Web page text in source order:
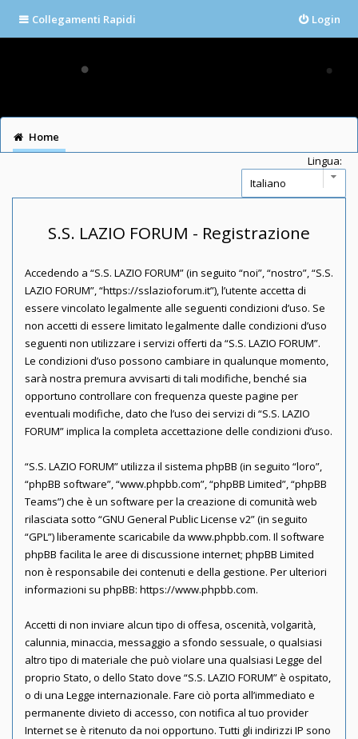
Collegamenti Rapidi Login
Home
Lingua:
S.S. LAZIO FORUM - Registrazione
Accedendo a “S.S. LAZIO FORUM” (in seguito “noi”, “nostro”, “S.S.
LAZIO FORUM”, “https://sslazioforum.it”), l’utente accetta di
essere vincolato legalmente alle seguenti condizioni d’uso. Se
non accetti di essere limitato legalmente dalle condizioni d’uso
seguenti non utilizzare i servizi offerti da “S.S. LAZIO FORUM”.
Le condizioni d’uso possono cambiare in qualunque momento,
sarà nostra premura avvisarti di tali modifiche, benché sia
opportuno controllare con frequenza queste pagine per
eventuali modifiche, dato che l’uso dei servizi di “S.S. LAZIO
FORUM” implica la completa accettazione delle condizioni d’uso.
“S.S. LAZIO FORUM” utilizza il sistema phpBB (in seguito “loro”,
“phpBB software”, “www.phpbb.com”, “phpBB Limited”, “phpBB
Teams”) che è un software per la creazione di comunità web
rilasciata sotto “GNU General Public License v2” (in seguito
“GPL”) liberamente scaricabile da www.phpbb.com. Il software
phpBB facilita le aree di discussione internet; phpBB Limited
non è responsabile dei contenuti e della gestione. Per ulteriori
informazioni su phpBB: https://www.phpbb.com.
Accetti di non inviare alcun tipo di offesa, oscenità, volgarità,
calunnia, minaccia, messaggio a sfondo sessuale, o qualsiasi
altro tipo di materiale che può violare una qualsiasi Legge del
proprio Stato, o dello Stato dove “S.S. LAZIO FORUM” è ospitato,
o di una Legge internazionale. Fare ciò porta all’immediato e
permanente divieto di accesso, con notifica al tuo provider
Internet se è ritenuto da noi opportuno. Tutti gli indirizzi IP sono